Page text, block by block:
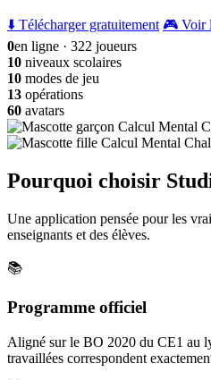
⬇️ Télécharger gratuitement 🎮 Voir
0en ligne · 322 joueurs
10 niveaux scolaires
10 modes de jeu
13 opérations
60 avatars
Pourquoi choisir
Une application pensée pour les
enseignants et des élèves.
📚
Programme officiel
Aligné sur le BO 2020 du CE1 au
travaillées correspondent